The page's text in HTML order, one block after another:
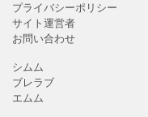
プライバシーポリシー
サイト運営者
お問い合わせ
シムム
ブレラブ
エムム